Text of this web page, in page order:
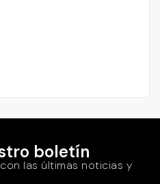
boletín
las últimas noticias y